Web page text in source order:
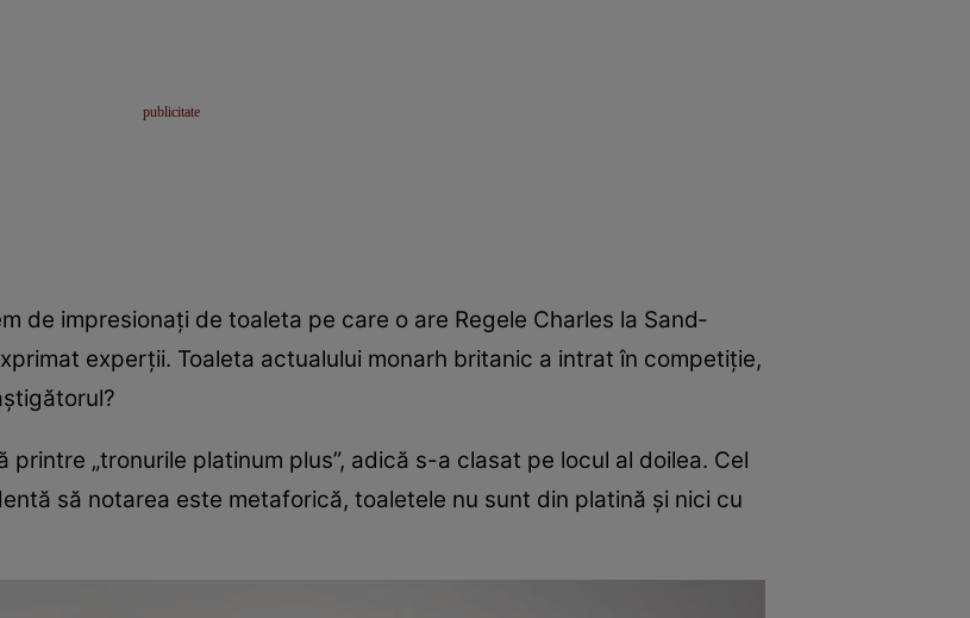
de impresionați de toaleta pe care o are Regele Charles la Sand­
experții. Toaleta actualului monarh britanic a intrat în competiție,
„tronurile platinum plus”, adică s-a clasat pe locul al doilea. Cel
să notarea este metaforică, toaletele nu sunt din platină și nici cu